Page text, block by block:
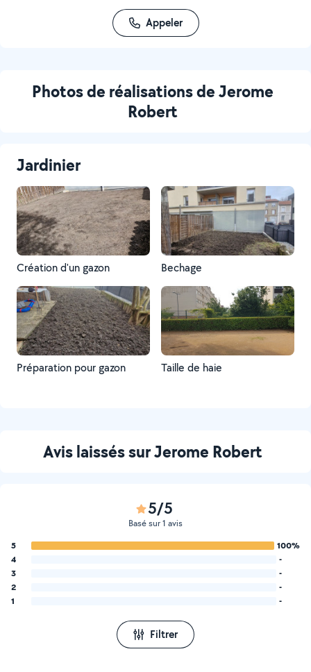
Appeler
Photos de réalisations de Jerome
Robert
Jardinier
Création d'un gazon Bechage
Préparation pour gazon Taille de haie
Avis laissés sur Jerome Robert
5/5
Basé sur 1 avis
5
100%
4
-
3
-
2
-
1
-
Filtrer